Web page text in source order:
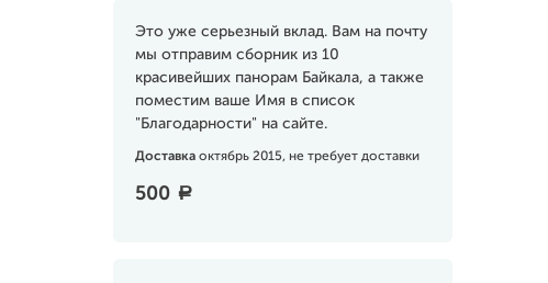
Это уже серьезный вклад. Вам на почту
мы отправим сборник из 10
красивейших панорам Байкала, а также
поместим ваше Имя в список
"Благодарности" на сайте.
Доставка октябрь 2015, не требует доставки
500 a